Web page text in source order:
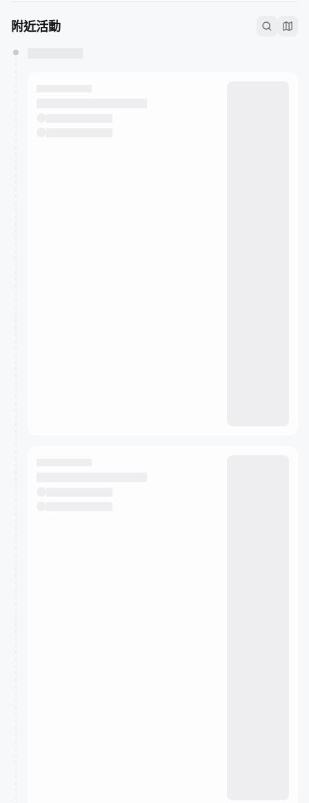
附近活動